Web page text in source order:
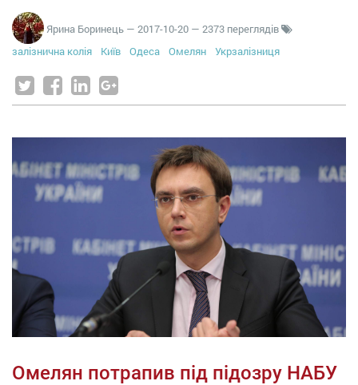
Ярина Боринець — 2017-10-20 — 2373 переглядів
залізнична колія
Київ Одеса Омелян Укрзалізниця
Омелян потрапив під підозру НАБУ